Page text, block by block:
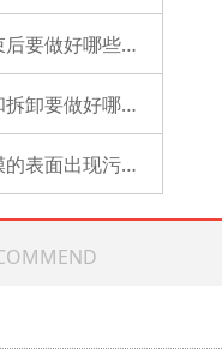
反渗透膜安装结束后要做好哪些检查的工作？
反渗透膜的安装和拆卸要做好哪些准备？
如何预防反渗透膜的表面出现污染？